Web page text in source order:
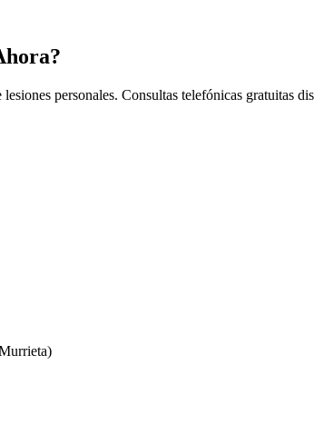
personales. Consultas telefónicas gratuitas